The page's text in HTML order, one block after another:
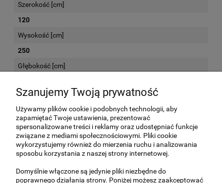
Szerokość [cm]
120
Wysokość [cm]
250
Głębokość [cm]
KOSZTY DOSTAWY
Kurier -(meble przed wysyłką są sprawdzane
i odpowiednio zabezpieczone. Koszt wysyłki
kurierskiej nie obejmuje wniesienia na piętro
kg.)
0,00 zł
Szanujemy Twoją prywatność
Używamy plików cookie i podobnych technologii, aby
zapamiętać Twoje ustawienia, prezentować
spersonalizowane treści i reklamy oraz udostępniać funkcje
związane z mediami społecznościowymi. Pliki cookie
wykorzystujemy również do mierzenia ruchu i analizowania
sposobu korzystania z naszej strony internetowej.
Domyślnie włączone są jedynie pliki niezbędne do
poprawnego działania strony. Poniżej możesz zaakceptować